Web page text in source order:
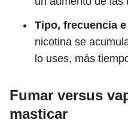
Tipo, frecuencia
nicotina se
lo uses, más
Fumar versus
masticar